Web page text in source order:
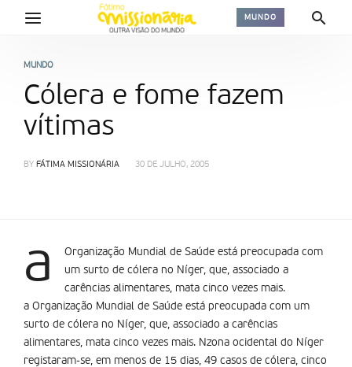
MUNDO
MUNDO
Cólera e fome fazem
vítimas
BY FÁTIMA MISSIONÁRIA 30 DE JULHO, 2005
a
Organização Mundial de Saúde está preocupada com
um surto de cólera no Níger, que, associado a
carências alimentares, mata cinco vezes mais.
a Organização Mundial de Saúde está preocupada com um
surto de cólera no Níger, que, associado a carências
alimentares, mata cinco vezes mais. Nzona ocidental do Níger
registaram-se, em menos de 15 dias, 49 casos de cólera, cinco